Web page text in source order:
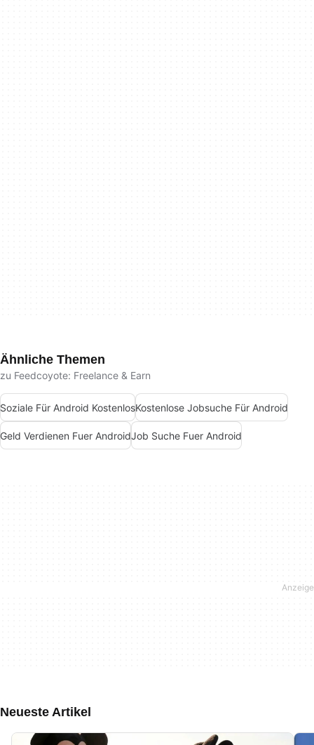
Ähnliche Themen
zu Feedcoyote: Freelance & Earn
Soziale Für Android KostenlosKostenlose Jobsuche Für Android
Geld Verdienen Fuer AndroidJob Suche Fuer Android
Neueste Artikel